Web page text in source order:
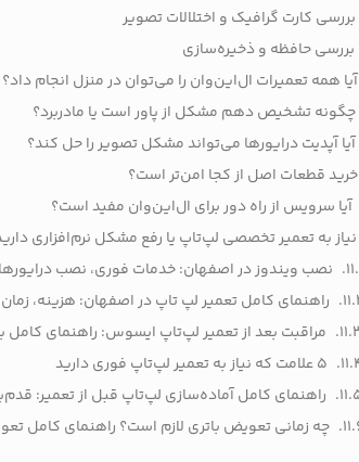
بررسی کارت گرافیک و اختلالات تصویر
بررسی حافظه و ذخیره‌سازی
آیا همه تعمیرات ال‌این‌وان را می‌توان در منزل انجام داد؟
چگونه تشخیص دهم مشکل از پاور است یا مادربرد؟
آیا آپدیت درایورها می‌تواند مشکل تصویر را حل کند؟
خرید قطعات اصل از کجا امن‌تر است؟
آیا سرویس از راه دور برای ال‌این‌وان مفید است؟
نیاز به تعمیر تخصصی لپ‌تاپ یا رفع مشکل نرم‌افزاری
نصب ویندوز در اصفهان: خدمات فوری، نصب
راهنمای کامل تعمیر لپ تاپ در اصفهان: هزینه،
مراقبت بعد از تعمیر لپ‌تاپ ایسوس: راهنمای کامل
5 علامت که نیاز به تعمیر لپ‌تاپ فوری دارید
راهنمای کامل آماده‌سازی لپ‌تاپ قبل از تعمیر:
چه زمانی تعویض باتری لازم است؟ راهنمای کامل